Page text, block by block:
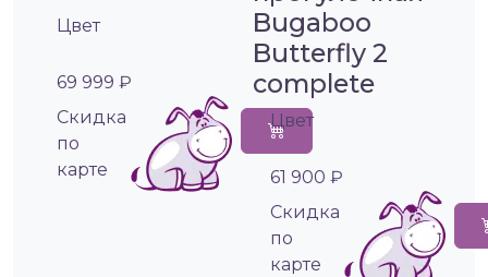
Цвет
69 999 ₽
Cкидка
по
карте
Bugaboo
Butterfly 2
complete
Цвет
61 900 ₽
Cкидка
по
карте